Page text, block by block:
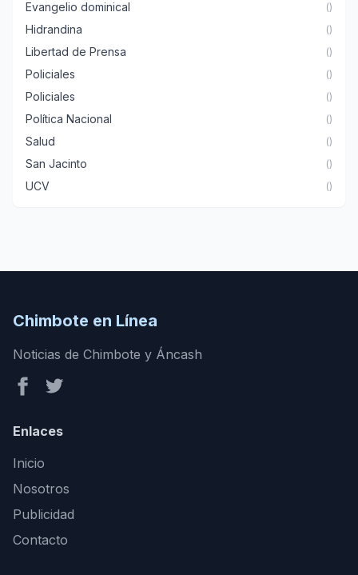
Evangelio dominical ()
Hidrandina ()
Libertad de Prensa ()
Policiales ()
Policiales ()
Política Nacional ()
Salud ()
San Jacinto ()
UCV ()
Chimbote en Línea
Noticias de Chimbote y Áncash
Enlaces
Inicio
Nosotros
Publicidad
Contacto